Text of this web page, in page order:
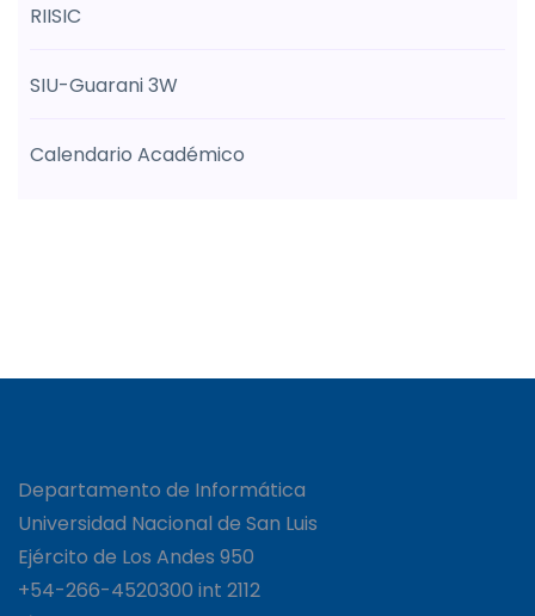
RIISIC
SIU-Guarani 3W
Calendario Académico
Departamento de Informática
Universidad Nacional de San Luis
Ejército de Los Andes 950
+54-266-4520300 int 2112